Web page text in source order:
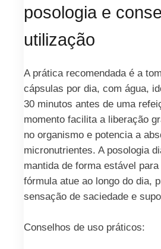
posologia e
utilização
A prática recomendada é a
cápsulas por dia, com água,
30 minutos antes de uma
momento facilita a liberação
no organismo e potencia a
micronutrientes. A posologia
mantida de forma estável
fórmula atue ao longo do dia,
sensação de saciedade e
Conselhos de uso práticos: